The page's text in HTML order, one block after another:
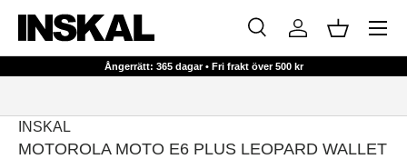
HOPPA TILL INNEHÅLL
Sök
Sök Logga inKorg
Meny
Ångerrätt: 365 dagar • Fri frakt över 500 kr
INSKAL
MOTOROLA MOTO E6 PLUS LEOPARD WALLET